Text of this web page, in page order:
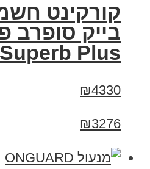
קורקינט
Plus
₪4330
₪3276